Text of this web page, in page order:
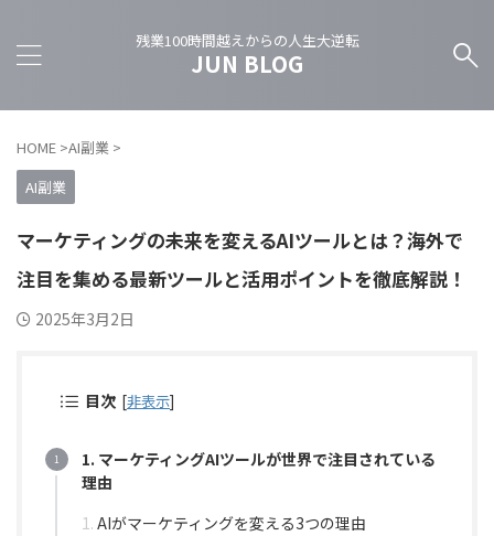
残業100時間越えからの人生大逆転
JUN BLOG
HOME >AI副業 >
AI副業
マーケティングの未来を変えるAIツールとは？海外で
注目を集める最新ツールと活用ポイントを徹底解説！
2025年3月2日
目次 [非表示]
1. マーケティングAIツールが世界で注目されている
理由
AIがマーケティングを変える3つの理由